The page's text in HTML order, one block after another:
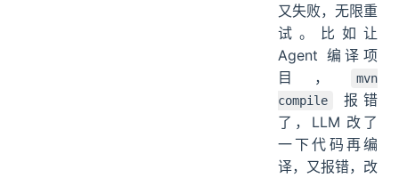
又失败，无限重
试。比如让
Agent 编译项
目，
mvn
compile
报错
了，LLM 改了
一下代码再编
译，又报错，改